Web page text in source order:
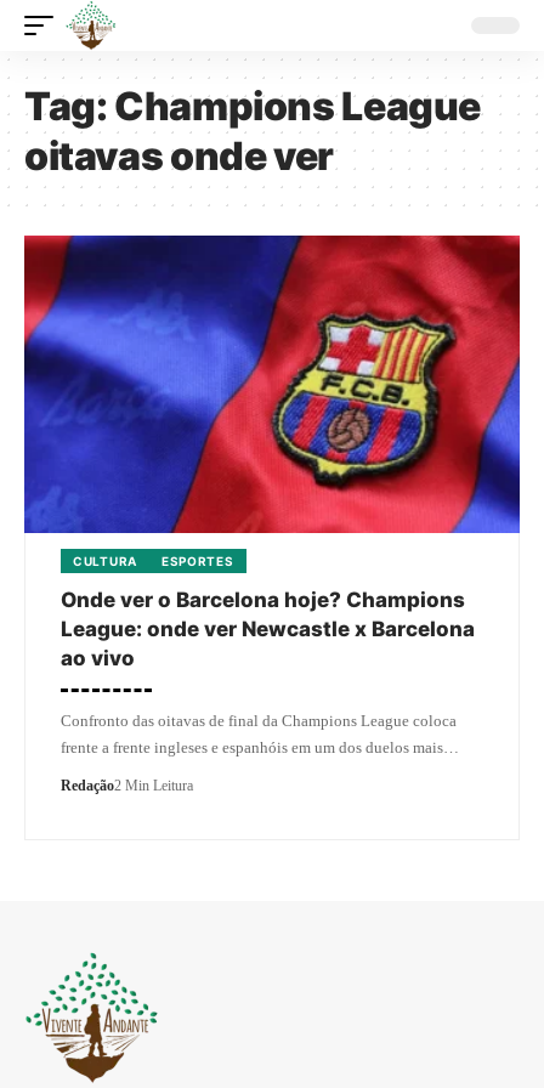
Tag:Champions League
oitavas onde ver
CULTURA ESPORTES
Onde ver o Barcelona hoje? Champions
League: onde ver Newcastle x Barcelona
ao vivo
Confronto das oitavas de final da Champions League coloca
frente a frente ingleses e espanhóis em um dos duelos mais…
Redação2 Min Leitura